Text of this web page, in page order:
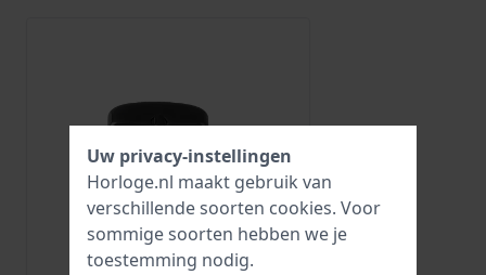
Uw privacy-instellingen
Horloge.nl maakt gebruik van
verschillende soorten cookies. Voor
sommige soorten hebben we je
toestemming nodig.